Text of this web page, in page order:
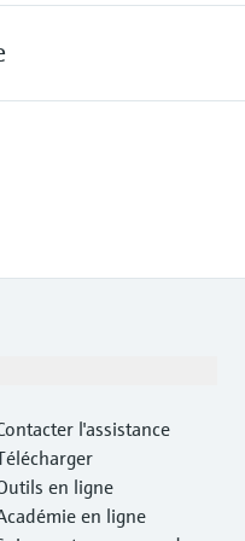
l'assistance
en ligne
en ligne